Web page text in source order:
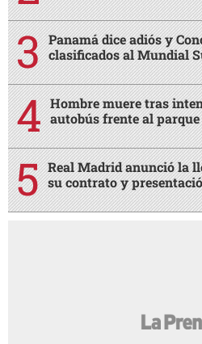
Panamá dice adiós y
clasificados al Mundial
Hombre muere tras
autobús frente al
Real Madrid anunció la
su contrato y